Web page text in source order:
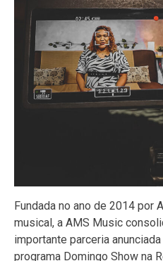
Fundada no ano de 2014 por
musical, a AMS Music
importante parceria
programa Domingo Show na